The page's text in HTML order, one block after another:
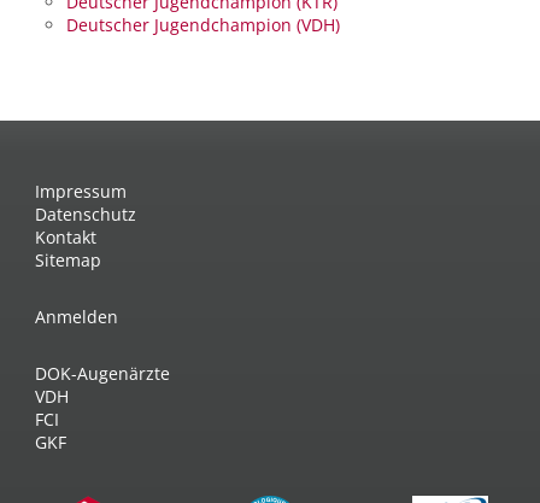
Deutscher Jugendchampion (VDH)
Impressum
Datenschutz
Kontakt
Sitemap
Anmelden
DOK-Augenärzte
VDH
FCI
GKF